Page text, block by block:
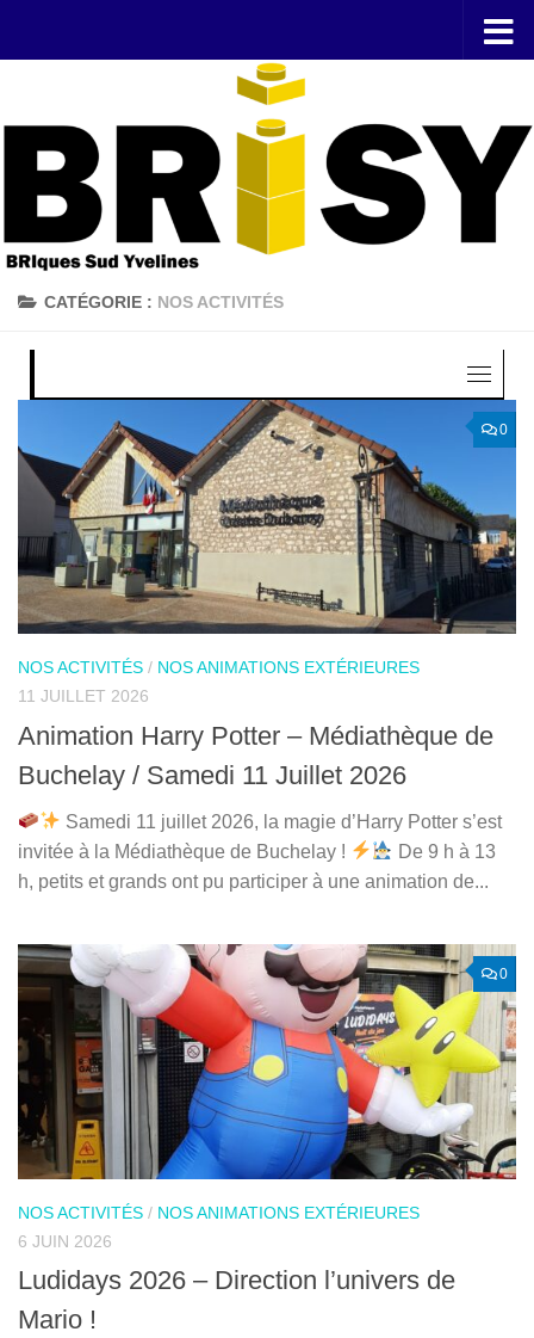
CATÉGORIE : NOS ACTIVITÉS
0
NOS ACTIVITÉS / NOS ANIMATIONS EXTÉRIEURES
11 JUILLET 2026
Animation Harry Potter – Médiathèque de
Buchelay / Samedi 11 Juillet 2026
Samedi 11 juillet 2026, la magie d’Harry Potter s’est
invitée à la Médiathèque de Buchelay !
De 9 h à 13
h, petits et grands ont pu participer à une animation de...
0
NOS ACTIVITÉS / NOS ANIMATIONS EXTÉRIEURES
6 JUIN 2026
Ludidays 2026 – Direction l’univers de
Mario !